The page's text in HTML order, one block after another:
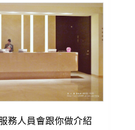
務人員會跟你做介紹